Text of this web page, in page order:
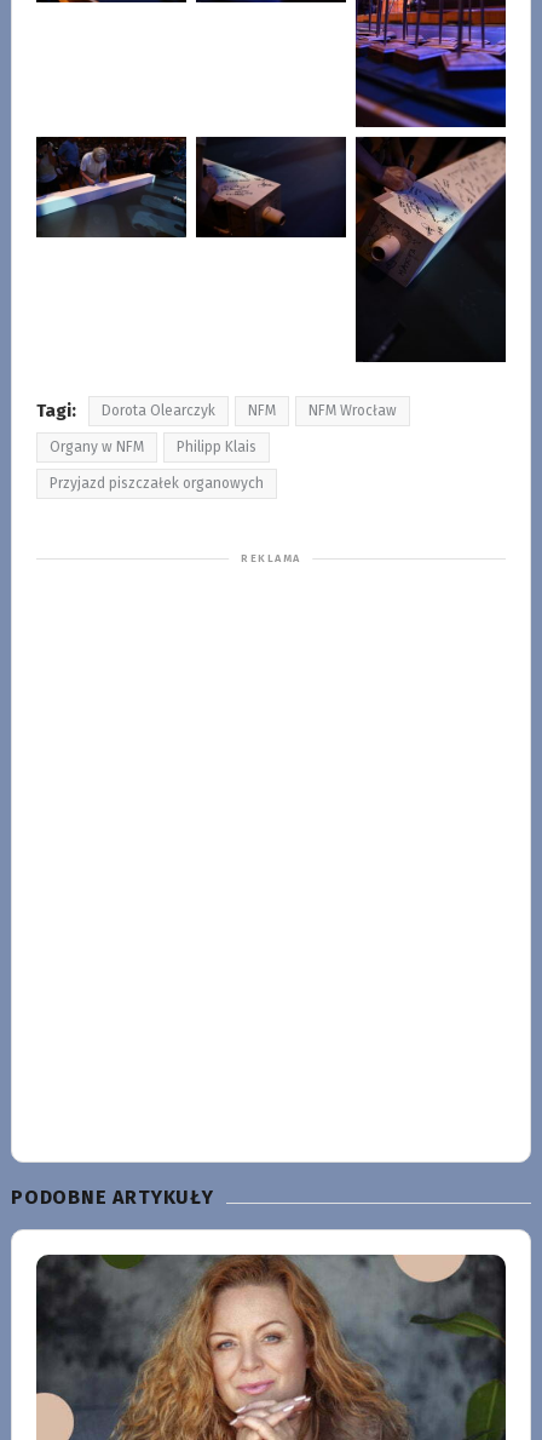
Tagi: Dorota Olearczyk NFM NFM Wrocław
Organy w NFM Philipp Klais
Przyjazd piszczałek organowych
PODOBNE ARTYKUŁY